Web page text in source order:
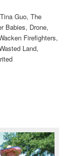
Guo, The
Babies, Drone,
Firefighters,
Land,